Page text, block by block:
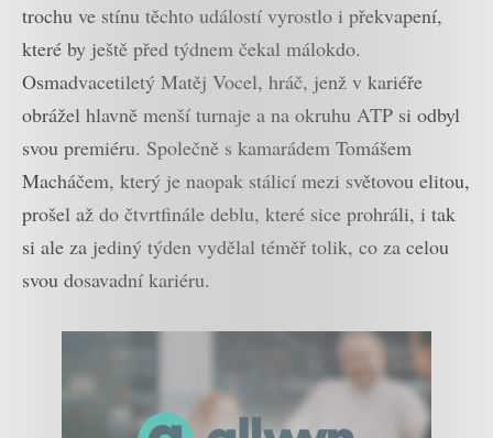
trochu ve stínu těchto událostí vyrostlo i překvapení,
které by ještě před týdnem čekal málokdo.
Osmadvacetiletý Matěj Vocel, hráč, jenž v kariéře
obrážel hlavně menší turnaje a na okruhu ATP si odbyl
svou premiéru. Společně s kamarádem Tomášem
Macháčem, který je naopak stálicí mezi světovou elitou,
prošel až do čtvrtfinále deblu, které sice prohráli, i tak
si ale za jediný týden vydělal téměř tolik, co za celou
svou dosavadní kariéru.